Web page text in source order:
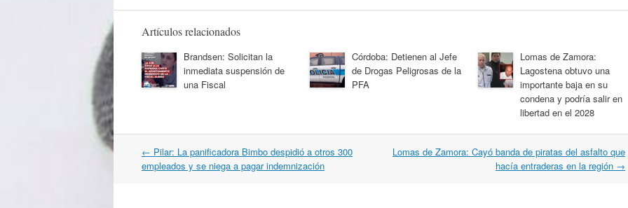
Artículos relacionados
Brandsen: Solicitan la
inmediata suspensión de
una Fiscal
Córdoba: Detienen al Jefe
de Drogas Peligrosas de la
PFA
Lomas de Zamora:
Lagostena obtuvo una
importante baja en su
condena y podría salir en
libertad en el 2028
Navegación
por
← Pilar: La panificadora Bimbo despidió a otros 300
empleados y se niega a pagar indemnización
Lomas de Zamora: Cayó banda de piratas del asfalto que
hacía entraderas en la región →